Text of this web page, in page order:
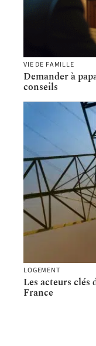
VIE DE FAMILLE
Demander à
conseils
LOGEMENT
Les acteurs clés
France